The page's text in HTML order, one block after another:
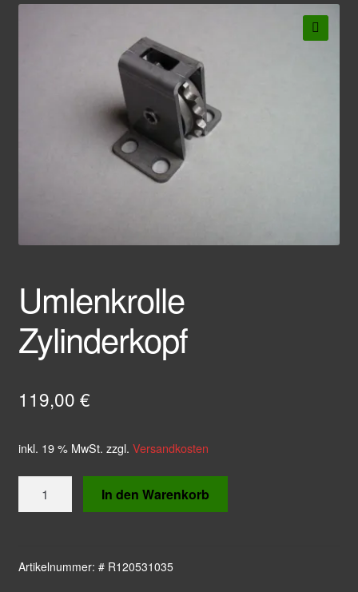
Umlenkrolle
Zylinderkopf
119,00 €
inkl. 19 % MwSt. zzgl. Versandkosten
Zylinderkopf
In den Warenkorb
Artikelnummer: # R120531035